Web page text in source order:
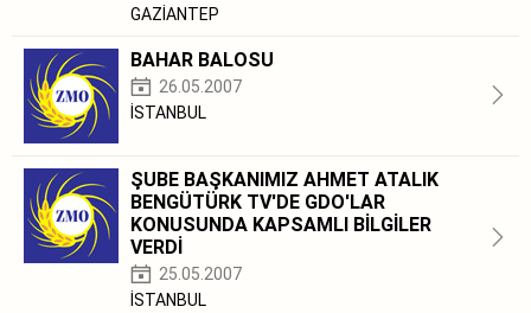
GAZİANTEP
BAHAR BALOSU
26.05.2007
İSTANBUL
ŞUBE BAŞKANIMIZ AHMET ATALIK
BENGÜTÜRK TV'DE GDO'LAR
KONUSUNDA KAPSAMLI BİLGİLER
VERDİ
25.05.2007
İSTANBUL